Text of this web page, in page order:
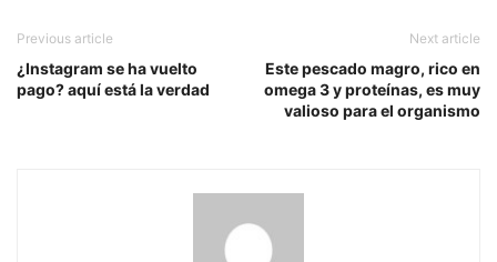
Previous article
¿Instagram se ha vuelto
pago? aquí está la verdad
Next article
Este pescado magro, rico en
omega 3 y proteínas, es muy
valioso para el organismo